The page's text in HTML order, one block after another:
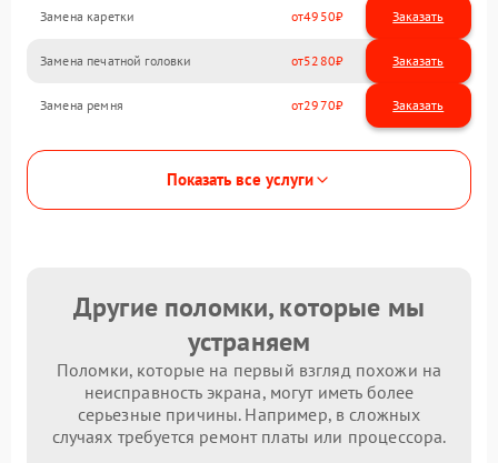
Замена каретки 4950
Замена печатной головки 5280
Замена ремня 2970
Показать все услуги
Другие поломки, которые мы
устраняем
Поломки, которые на первый взгляд похожи на
неисправность экрана, могут иметь более
серьезные причины. Например, в сложных
случаях требуется ремонт платы или процессора.